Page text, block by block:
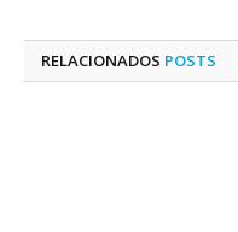
RELACIONADOS POSTS